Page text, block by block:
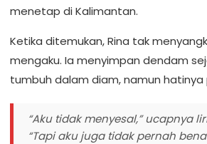
menetap di Kalimantan.
Ketika ditemukan, Rina tak
mengaku. Ia menyimpan dendam
tumbuh dalam diam, namun hatinya
“Aku tidak menyesal,” ucapnya
“Tapi aku juga tidak pernah